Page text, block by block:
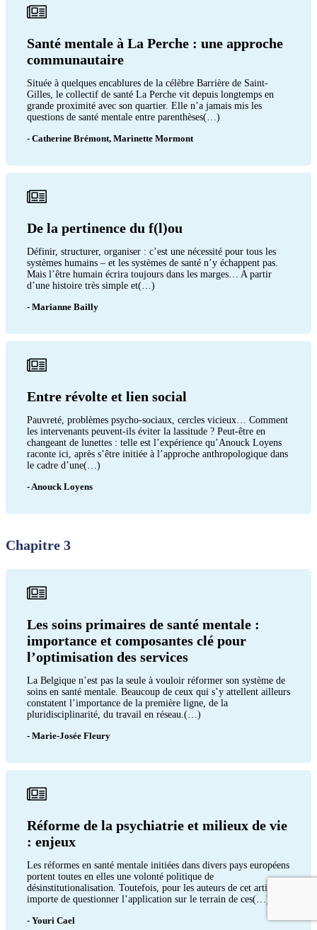
Santé mentale à La Perche : une approche
communautaire
Située à quelques encablures de la célèbre Barrière de Saint-
Gilles, le collectif de santé La Perche vit depuis longtemps en
grande proximité avec son quartier. Elle n’a jamais mis les
questions de santé mentale entre parenthèses(…)
- Catherine Brémont, Marinette Mormont
De la pertinence du f(l)ou
Définir, structurer, organiser : c’est une nécessité pour tous les
systèmes humains – et les systèmes de santé n’y échappent pas.
Mais l’être humain écrira toujours dans les marges… A partir
d’une histoire très simple et(…)
- Marianne Bailly
Entre révolte et lien social
Pauvreté, problèmes psycho-sociaux, cercles vicieux… Comment
les intervenants peuvent-ils éviter la lassitude ? Peut-être en
changeant de lunettes : telle est l’expérience qu’Anouck Loyens
raconte ici, après s’être initiée à l’approche anthropologique dans
le cadre d’une(…)
- Anouck Loyens
Chapitre 3
Les soins primaires de santé mentale :
importance et composantes clé pour
l’optimisation des services
La Belgique n’est pas la seule à vouloir réformer son système de
soins en santé mentale. Beaucoup de ceux qui s’y attellent ailleurs
constatent l’importance de la première ligne, de la
pluridisciplinarité, du travail en réseau.(…)
- Marie-Josée Fleury
Réforme de la psychiatrie et milieux de vie
: enjeux
Les réformes en santé mentale initiées dans divers pays européens
portent toutes en elles une volonté politique de
désinstitutionalisation. Toutefois, pour les auteurs de cet article, il
importe de questionner l’application sur le terrain de ces(…)
- Youri Cael